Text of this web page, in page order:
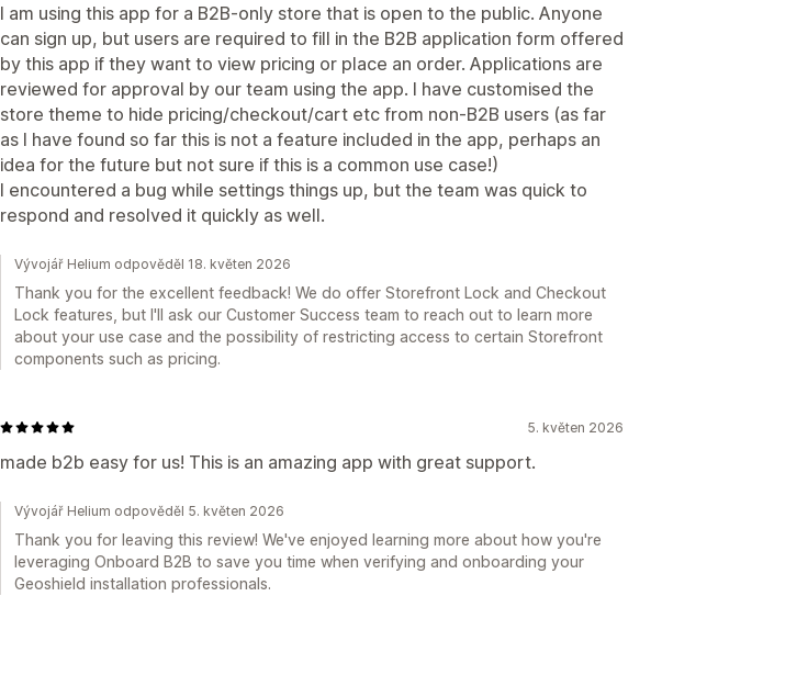
I am using this app for a B2B-only store that is open to the public. Anyone
can sign up, but users are required to fill in the B2B application form offered
by this app if they want to view pricing or place an order. Applications are
reviewed for approval by our team using the app. I have customised the
store theme to hide pricing/checkout/cart etc from non-B2B users (as far
as I have found so far this is not a feature included in the app, perhaps an
idea for the future but not sure if this is a common use case!)
I encountered a bug while settings things up, but the team was quick to
respond and resolved it quickly as well.
Vývojář Helium odpověděl 18. květen 2026
Thank you for the excellent feedback! We do offer Storefront Lock and Checkout
Lock features, but I'll ask our Customer Success team to reach out to learn more
about your use case and the possibility of restricting access to certain Storefront
components such as pricing.
5. květen 2026
made b2b easy for us! This is an amazing app with great support.
Vývojář Helium odpověděl 5. květen 2026
Thank you for leaving this review! We've enjoyed learning more about how you're
leveraging Onboard B2B to save you time when verifying and onboarding your
Geoshield installation professionals.